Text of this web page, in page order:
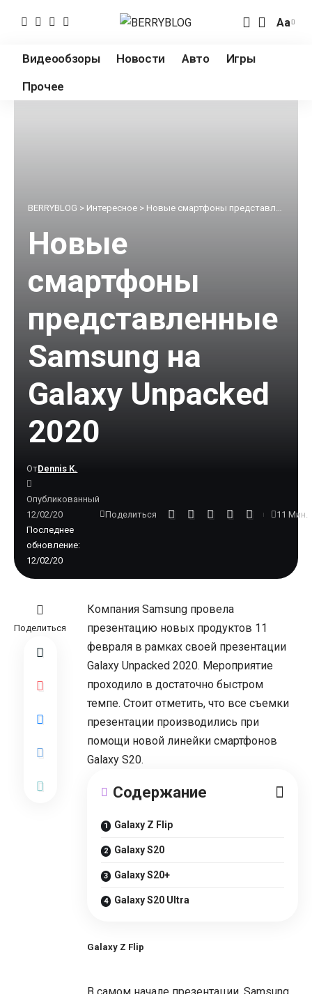
Аа
Видеообзоры Новости Авто
Игры
Прочее
BERRYBLOG > Интересное > Новые смартфоны представленные Samsung на Galaxy Unpacked 2020
Новые
смартфоны
представленные
Samsung на
Galaxy Unpacked
2020
Последнее
обновление:
12/02/20
ОтDennis K.
Опубликованный
12/02/20
Поделиться 11 Мин.
Поделиться
Компания Samsung провела
презентацию новых продуктов 11
февраля в рамках своей презентации
Galaxy Unpacked 2020. Мероприятие
проходило в достаточно быстром
темпе. Стоит отметить, что все съемки
презентации производились при
помощи новой линейки смартфонов
Galaxy S20.
Cодержание
Galaxy Z Flip
Galaxy S20
Galaxy S20+
Galaxy S20 Ultra
Galaxy Z Flip